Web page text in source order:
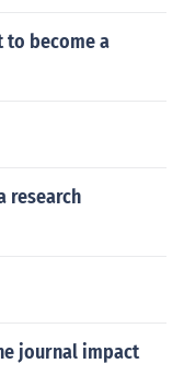
to become a
research
journal impact